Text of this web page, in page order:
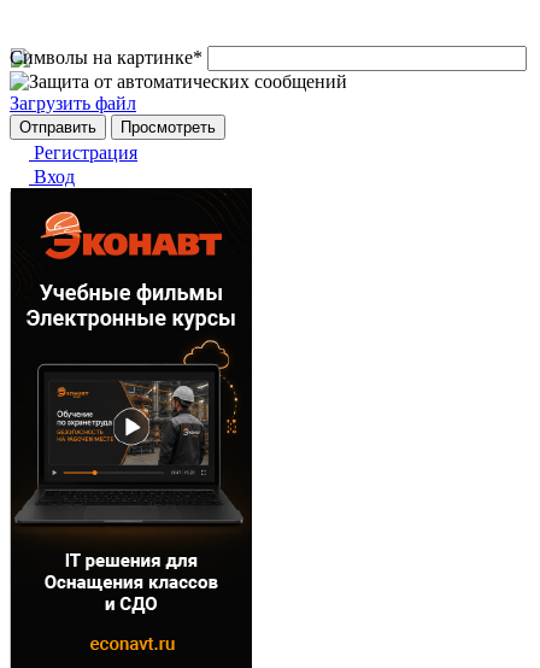
Символы на картинке*
Загрузить файл
Регистрация
Вход